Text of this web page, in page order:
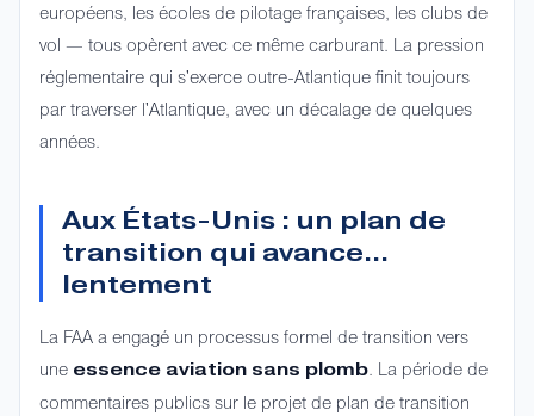
européens, les écoles de pilotage françaises, les clubs de
vol — tous opèrent avec ce même carburant. La pression
réglementaire qui s'exerce outre-Atlantique finit toujours
par traverser l'Atlantique, avec un décalage de quelques
années.
Aux États-Unis : un plan de
transition qui avance...
lentement
La FAA a engagé un processus formel de transition vers
une essence aviation sans plomb. La période de
commentaires publics sur le projet de plan de transition